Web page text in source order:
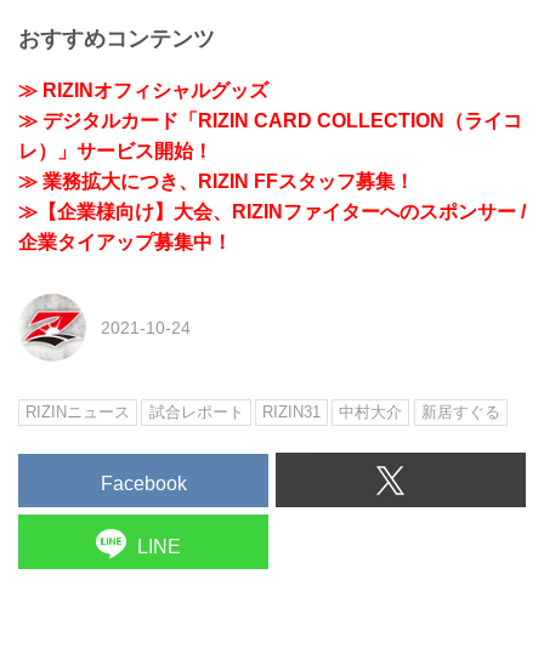
おすすめコンテンツ
≫ RIZINオフィシャルグッズ
≫ デジタルカード「RIZIN CARD COLLECTION（ライコ
レ）」サービス開始！
≫ 業務拡大につき、RIZIN FFスタッフ募集！
≫【企業様向け】大会、RIZINファイターへのスポンサー /
企業タイアップ募集中！
2021-10-24
RIZINニュース 試合レポート RIZIN31 中村大介 新居すぐる
Facebook
LINE